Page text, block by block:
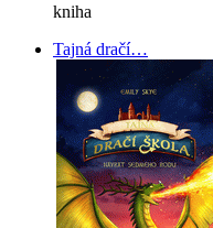
kniha
Tajná dračí…